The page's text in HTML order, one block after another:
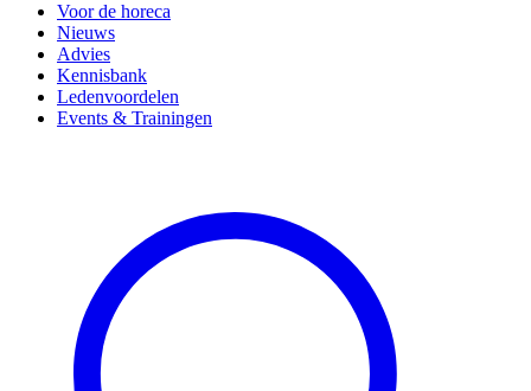
Voor de horeca
Nieuws
Advies
Kennisbank
Ledenvoordelen
Events & Trainingen